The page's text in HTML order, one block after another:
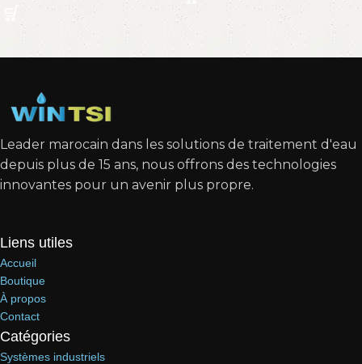
Read More
Leader marocain dans les solutions de traitement d'eau
depuis plus de 15 ans, nous offrons des technologies
innovantes pour un avenir plus propre.
Liens utiles
Accueil
Boutique
À propos
Contact
Catégories
Systèmes industriels